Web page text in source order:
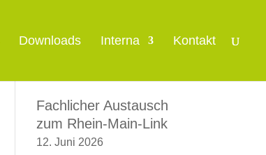
Downloads Interna Kontakt
Fachlicher Austausch
zum Rhein-Main-Link
12. Juni 2026